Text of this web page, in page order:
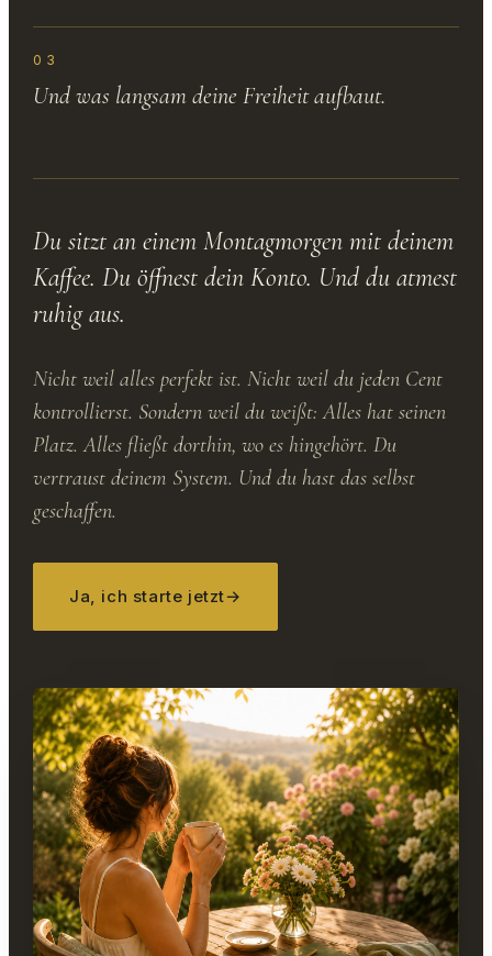
03
Und was langsam deine Freiheit aufbaut.
Du sitzt an einem Montagmorgen mit deinem
Kaffee. Du öffnest dein Konto. Und du atmest
ruhig aus.
Nicht weil alles perfekt ist. Nicht weil du jeden Cent
kontrollierst. Sondern weil du weißt: Alles hat seinen
Platz. Alles fließt dorthin, wo es hingehört. Du
vertraust deinem System. Und du hast das selbst
geschaffen.
Ja, ich starte jetzt→